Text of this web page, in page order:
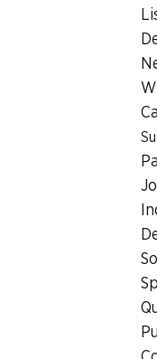
Prelievo